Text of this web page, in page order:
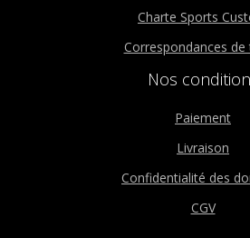
Charte Sports
Correspondances de
Nos
Paiement
Livraison
Confidentialité des
CGV